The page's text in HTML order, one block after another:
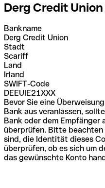
Derg Credit Union
Bankname
Derg Credit Union
Stadt
Scariff
Land
Irland
SWIFT-Code
DEEUIE21XXX
Bevor Sie eine
Bank aus veranlassen,
Bank oder dem Empfänger
überprüfen. Bitte beachten
sind, die Identität dieses
überprüfen, ob es sich um
das gewünschte Konto